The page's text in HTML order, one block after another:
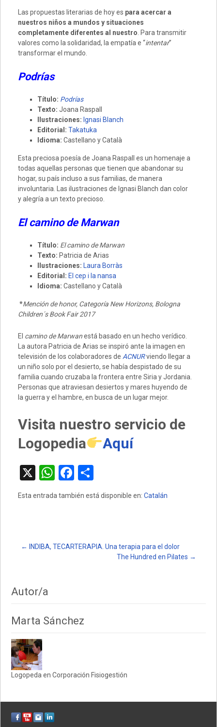
Las propuestas literarias de hoy es para acercar a
nuestros niños a mundos y situaciones
completamente diferentes al nuestro . Para transmitir
valores como la solidaridad, la empatía e “intentar”
transformar el mundo.
Podrías
Título: Podrías
Texto: Joana Raspall
Ilustraciones: Ignasi Blanch
Editorial: Takatuka
Idioma: Castellano y Català
Esta preciosa poesía de Joana Raspall es un homenaje a
todas aquellas personas que tienen que abandonar su
hogar, su país incluso a sus familias, de manera
involuntaria. Las ilustraciones de Ignasi Blanch dan color
y alegría a un texto precioso.
El camino de Marwan
Título: El camino de Marwan
Texto: Patricia de Arias
Ilustraciones: Laura Borràs
Editorial: El cep i la nansa
Idioma: Castellano y Català
*Mención de honor, Categoría New Horizons, Bologna
Children´s Book Fair 2017
El camino de Marwanestá basado en un hecho verídico.
La autora Patricia de Arias se inspiró ante la imagen en
televisión de los colaboradores de ACNURviendo llegar a
un niño solo por el desierto, se había despistado de su
familia cuando cruzaba la frontera entre Siria y Jordania.
Personas que atraviesan desiertos y mares huyendo de
la guerra y el hambre, en busca de un lugar mejor.
Visita nuestro servicio de
Logopedia
Aquí
X W
h
at
p
F
a
ce
o
C
o
m
tir
Esta entrada también está disponible en: Catalán
Post
navigation
←
INDIBA, TECARTERAPIA. Una terapia para el dolor
The Hundred en Pilates →
Autor/a
Marta Sánchez
Logopeda en Corporación Fisiogestión